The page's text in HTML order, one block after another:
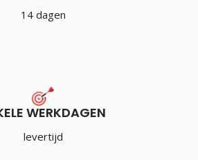
14 dagen
WERKDAGEN
levertijd